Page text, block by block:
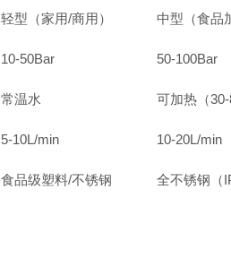
轻型（家用/商用） 中型（食品
10-50Bar 50-100Bar
常温水 可加热（
5-10L/min 10-20L/min
食品级塑料/不锈钢 全不锈钢（